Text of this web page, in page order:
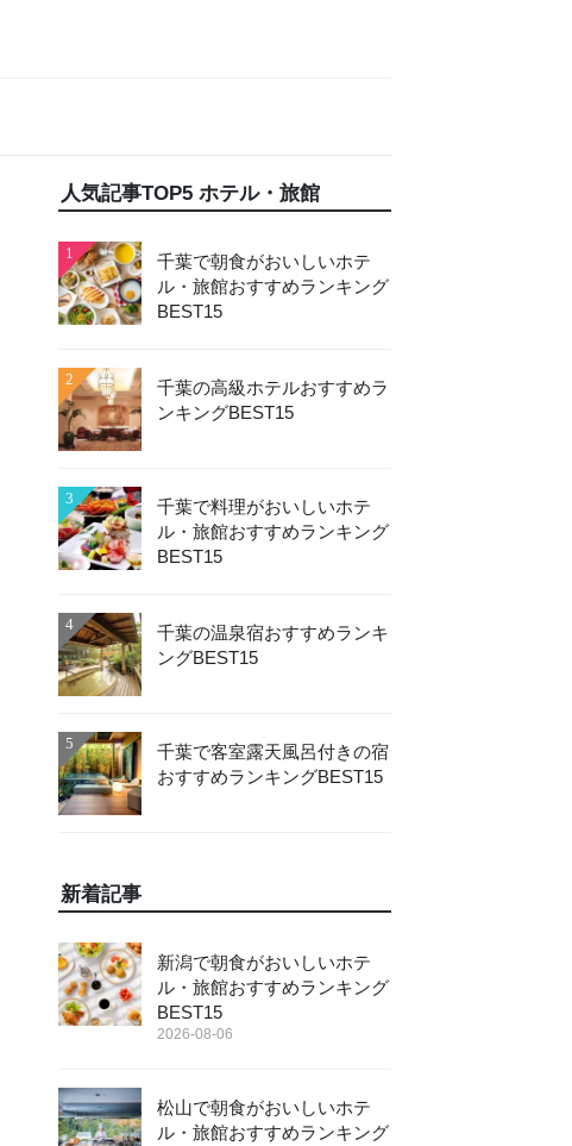
人気記事TOP5 ホテル・旅館
1
千葉で朝食がおいしいホテ
ル・旅館おすすめランキング
BEST15
2
千葉の高級ホテルおすすめラ
ンキングBEST15
3
千葉で料理がおいしいホテ
ル・旅館おすすめランキング
BEST15
4
千葉の温泉宿おすすめランキ
ングBEST15
5
千葉で客室露天風呂付きの宿
おすすめランキングBEST15
新着記事
新潟で朝食がおいしいホテ
ル・旅館おすすめランキング
BEST15
2026-08-06
松山で朝食がおいしいホテ
ル・旅館おすすめランキング